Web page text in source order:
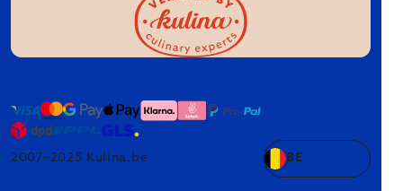
2007–2025 Kulina.be BE